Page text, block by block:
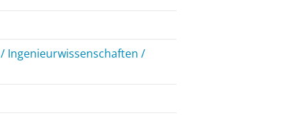
Ingenieurwissenschaften /